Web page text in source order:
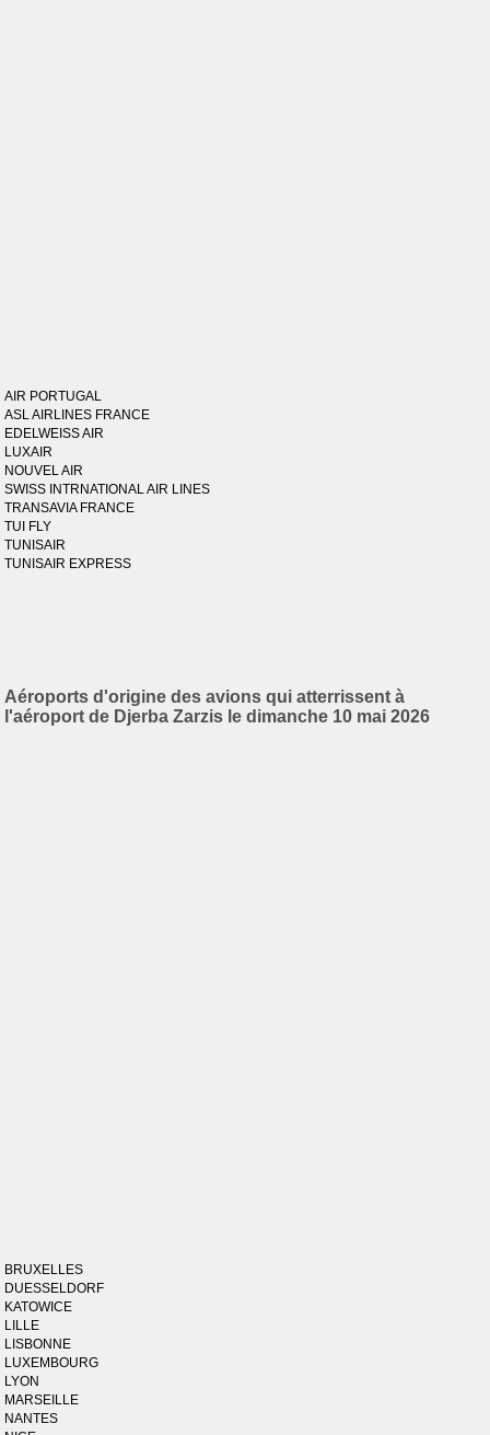
AIR PORTUGAL
ASL AIRLINES FRANCE
EDELWEISS AIR
LUXAIR
NOUVEL AIR
SWISS INTRNATIONAL AIR LINES
TRANSAVIA FRANCE
TUI FLY
TUNISAIR
TUNISAIR EXPRESS
Aéroports d'origine des avions qui atterrissent à
l'aéroport de Djerba Zarzis le dimanche 10 mai 2026
BRUXELLES
DUESSELDORF
KATOWICE
LILLE
LISBONNE
LUXEMBOURG
LYON
MARSEILLE
NANTES